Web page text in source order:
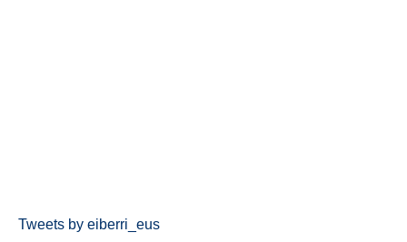
Tweets by eiberri_eus